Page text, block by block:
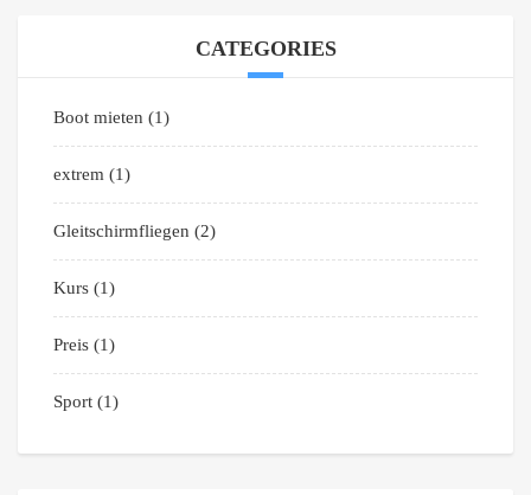
CATEGORIES
Boot mieten (1)
extrem (1)
Gleitschirmfliegen (2)
Kurs (1)
Preis (1)
Sport (1)